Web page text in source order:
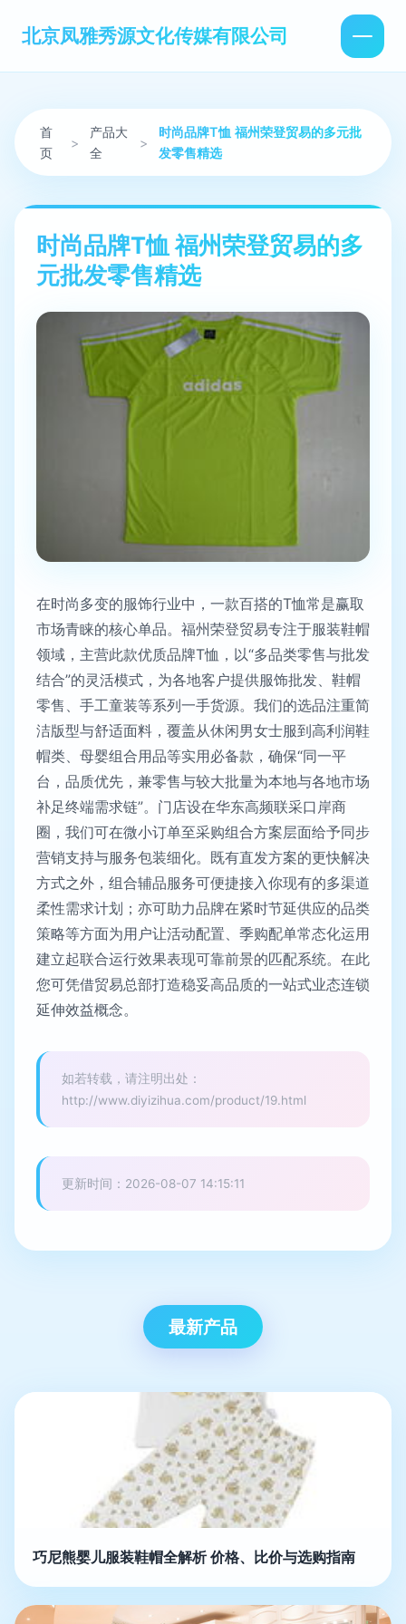
北京凤雅秀源文化传媒有限公司
首
页
>
产品大
全
>
时尚品牌T恤 福州荣登贸易的多元批
发零售精选
时尚品牌T恤 福州荣登贸易的多
元批发零售精选
在时尚多变的服饰行业中，一款百搭的T恤常是赢取
市场青睐的核心单品。福州荣登贸易专注于服装鞋帽
领域，主营此款优质品牌T恤，以“多品类零售与批发
结合”的灵活模式，为各地客户提供服饰批发、鞋帽
零售、手工童装等系列一手货源。我们的选品注重简
洁版型与舒适面料，覆盖从休闲男女士服到高利润鞋
帽类、母婴组合用品等实用必备款，确保“同一平
台，品质优先，兼零售与较大批量为本地与各地市场
补足终端需求链”。门店设在华东高频联采口岸商
圈，我们可在微小订单至采购组合方案层面给予同步
营销支持与服务包装细化。既有直发方案的更快解决
方式之外，组合辅品服务可便捷接入你现有的多渠道
柔性需求计划；亦可助力品牌在紧时节延供应的品类
策略等方面为用户让活动配置、季购配单常态化运用
建立起联合运行效果表现可靠前景的匹配系统。在此
您可凭借贸易总部打造稳妥高品质的一站式业态连锁
延伸效益概念。
如若转载，请注明出处：
http://www.diyizihua.com/product/19.html
更新时间：2026-08-07 14:15:11
最新产品
巧尼熊婴儿服装鞋帽全解析 价格、比价与选购指南